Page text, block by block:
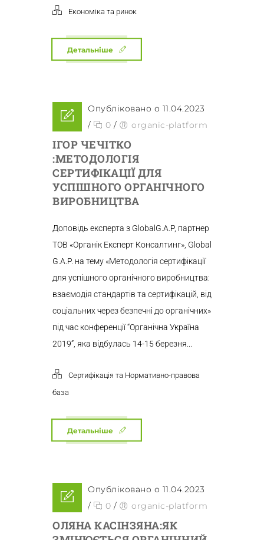
Економіка та ринок
Детальніше
Опубліковано о 11.04.2023
/
0 / organic-platform
ІГОР ЧЕЧІТКО
:МЕТОДОЛОГІЯ
СЕРТИФІКАЦІЇ ДЛЯ
УСПІШНОГО ОРГАНІЧНОГО
ВИРОБНИЦТВА
Доповідь експерта з GlobalG.A.P, партнер
ТОВ «Органік Експерт Консалтинг», Global
G.A.P. на тему «Методологія сертифікації
для успішного органічного виробництва:
взаємодія стандартів та сертифікацій, від
соціальних через безпечні до органічних»
під час конференції “Органічна Україна
2019”, яка відбулась 14-15 березня...
Сертифікація та Нормативно-правова
база
Детальніше
Опубліковано о 11.04.2023
/
0 / organic-platform
ОЛЯНА КАСІНЗЯНА:ЯК